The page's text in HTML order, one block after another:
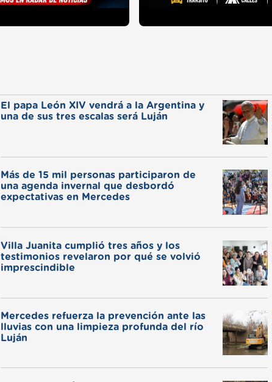
El papa León XIV vendrá a la Argentina y
una de sus tres escalas será Luján
Más de 15 mil personas participaron de
una agenda invernal que desbordó
expectativas en Mercedes
Villa Juanita cumplió tres años y los
testimonios revelaron por qué se volvió
imprescindible
Mercedes refuerza la prevención ante las
lluvias con una limpieza profunda del río
Luján